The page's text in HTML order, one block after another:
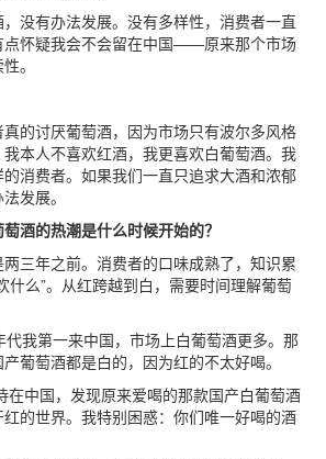
有办法发展。没有多样性，消费者一直
点怀疑我会不会留在中国——原来那个市场
。
讨厌葡萄酒，因为市场只有波尔多风格
本人不喜欢红酒，我更喜欢白葡萄酒。我
消费者。如果我们一直只追求大酒和浓郁
发展。
的热潮是什么时候开始的？
三年之前。消费者的口味成熟了，知识累
什么”。从红跨越到白，需要时间理解葡萄
我第一来中国，市场上白葡萄酒更多。那
葡萄酒都是白的，因为红的不太好喝。
中国，发现原来爱喝的那款国产白葡萄酒
的世界。我特别困惑：你们唯一好喝的酒